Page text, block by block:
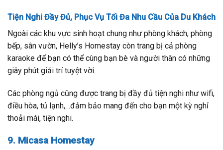
Tiện Nghi Đầy Đủ, Phục Vụ Tối Đa Nhu Cầu Của Du Khách
Ngoài các khu vực sinh hoạt chung như phòng khách, phòng
bếp, sân vườn, Helly’s Homestay còn trang bị cả phòng
karaoke để bạn có thể cùng bạn bè và người thân có những
giây phút giải trí tuyệt vời.
Các phòng ngủ cũng được trang bị đầy đủ tiện nghi như wifi,
điều hòa, tủ lạnh,…đảm bảo mang đến cho bạn một kỳ nghỉ
thoải mái, tiện nghi.
9. Micasa Homestay